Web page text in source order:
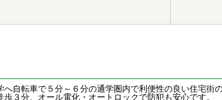
へ自転車で５分～６分の通学圏内で利便性の良い住宅街
歩３分、オール電化・オートロックで防犯も安心です。